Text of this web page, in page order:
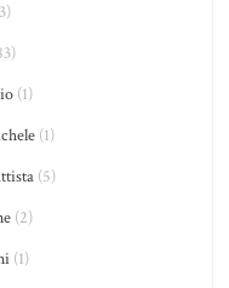
(1)
(1)
(5)
(2)
(1)